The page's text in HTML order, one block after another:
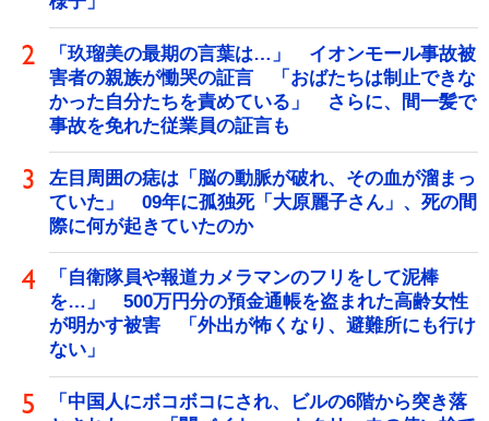
「玖瑠美の最期の言葉は…」 イオンモール事故被
害者の親族が慟哭の証言 「おばたちは制止できな
かった自分たちを責めている」 さらに、間一髪で
事故を免れた従業員の証言も
左目周囲の痣は「脳の動脈が破れ、その血が溜まっ
ていた」 09年に孤独死「大原麗子さん」、死の間
際に何が起きていたのか
「自衛隊員や報道カメラマンのフリをして泥棒
を…」 500万円分の預金通帳を盗まれた高齢女性
が明かす被害 「外出が怖くなり、避難所にも行け
ない」
「中国人にボコボコにされ、ビルの6階から突き落